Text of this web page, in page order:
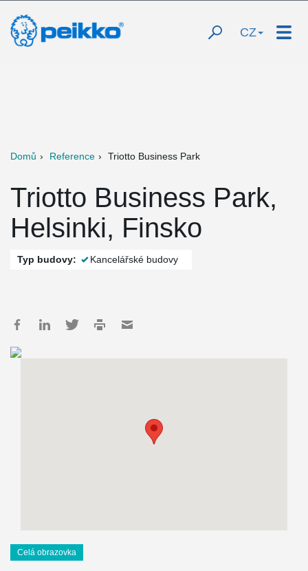
CZ
Domů Reference Triotto Business Park
Triotto Business Park,
Helsinki, Finsko
Typ budovy: Kancelářské budovy
Celá obrazovka